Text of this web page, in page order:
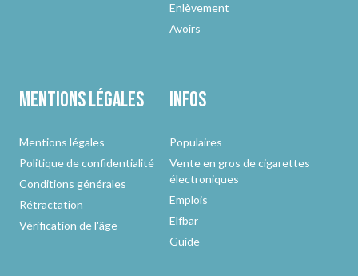
Enlèvement
Avoirs
Mentions légales
Mentions légales
Politique de confidentialité
Conditions générales
Rétractation
Vérification de l'âge
Infos
Populaires
Vente en gros de cigarettes
électroniques
Emplois
Elfbar
Guide